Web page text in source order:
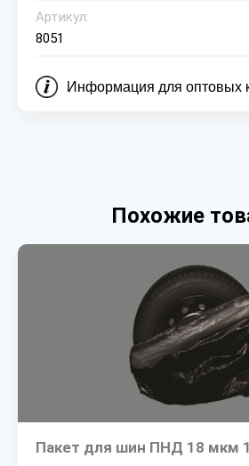
Артикул:
8051
Информация для оптовых
Похожие
Пакет для шин ПНД 18 мкм